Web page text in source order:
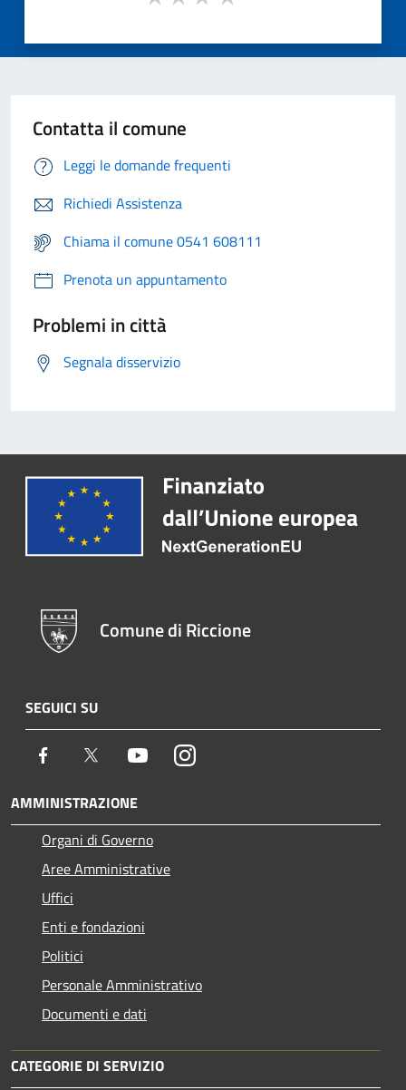
Contatta il comune
Leggi le domande frequenti
Richiedi Assistenza
Chiama il comune 0541 608111
Prenota un appuntamento
Problemi in città
Segnala disservizio
Comune di Riccione
SEGUICI SU
Facebook Twitter YoutubeInstagram
AMMINISTRAZIONE
Organi di Governo
Aree Amministrative
Uffici
Enti e fondazioni
Politici
Personale Amministrativo
Documenti e dati
CATEGORIE DI SERVIZIO